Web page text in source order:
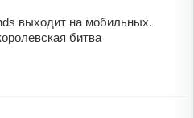
выходит на мобильных.
битва